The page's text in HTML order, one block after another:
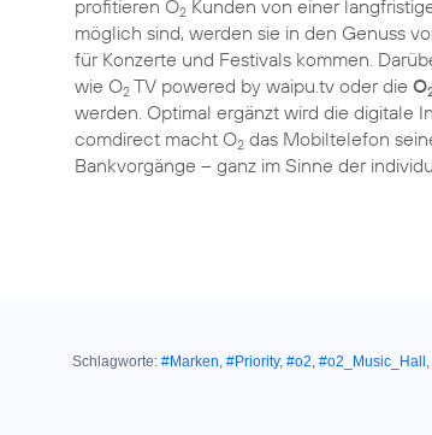
profitieren O2 Kunden von einer
möglich sind, werden sie in den Genuss
für Konzerte und Festivals kommen.
wie O2 TV powered by waipu.tv oder die O
werden. Optimal ergänzt wird die digitale
comdirect macht O2 das Mobiltelefon
Bankvorgänge – ganz im Sinne der
Schlagworte: #Marken, #Priority, #o2, #o2_Music_Hall,